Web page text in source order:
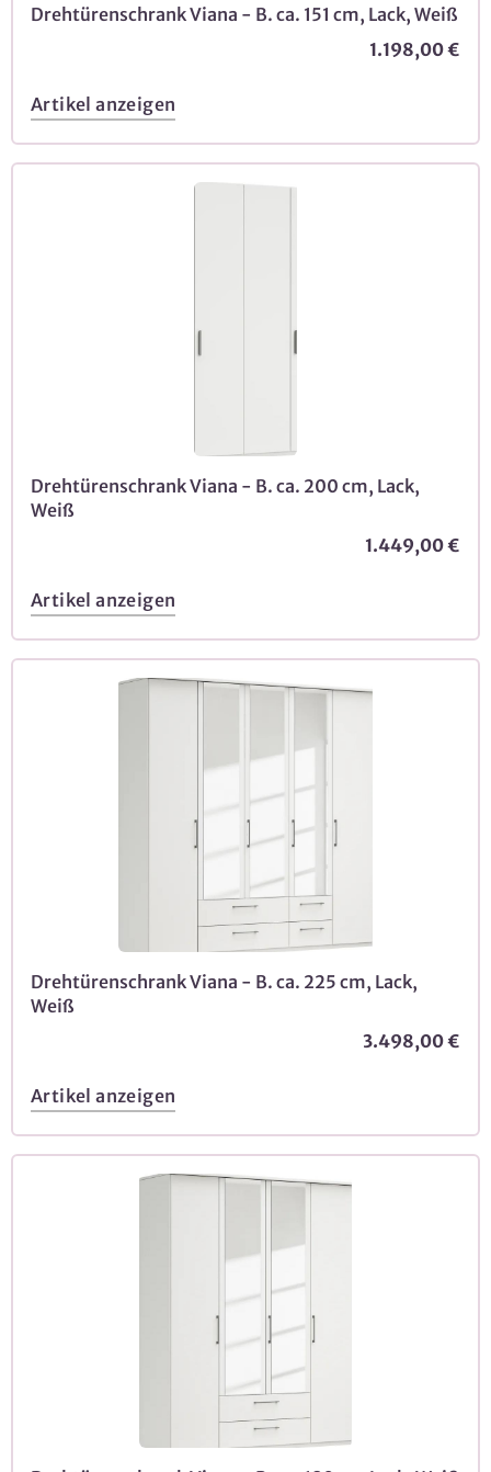
Drehtürenschrank Viana - B. ca. 151 cm, Lack, Weiß
1.198,00 €
Artikel anzeigen
Drehtürenschrank Viana - B. ca. 200 cm, Lack,
Weiß
1.449,00 €
Artikel anzeigen
Drehtürenschrank Viana - B. ca. 225 cm, Lack,
Weiß
3.498,00 €
Artikel anzeigen